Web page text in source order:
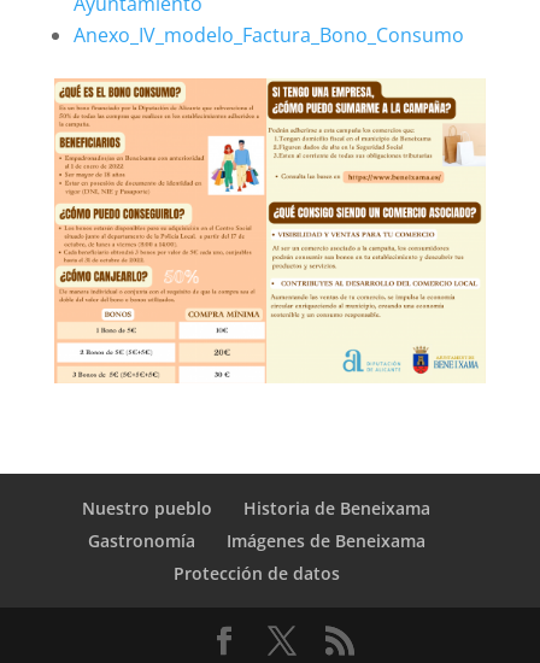
Anexo_IV_modelo_Factura_Bono_Consumo
Nuestro pueblo
Historia de Beneixama
Gastronomía
Imágenes de Beneixama
Protección de datos